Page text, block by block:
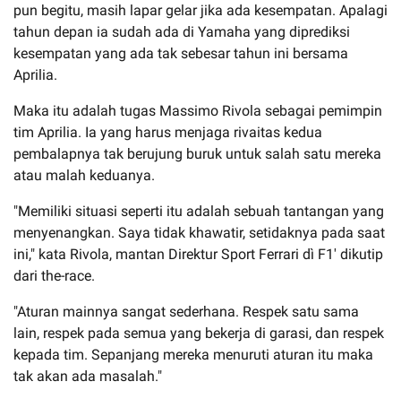
pun begitu, masih lapar gelar jika ada kesempatan. Apalagi
tahun depan ia sudah ada di Yamaha yang diprediksi
kesempatan yang ada tak sebesar tahun ini bersama
Aprilia.
Maka itu adalah tugas Massimo Rivola sebagai pemimpin
tim Aprilia. Ia yang harus menjaga rivaitas kedua
pembalapnya tak berujung buruk untuk salah satu mereka
atau malah keduanya.
"Memiliki situasi seperti itu adalah sebuah tantangan yang
menyenangkan. Saya tidak khawatir, setidaknya pada saat
ini," kata Rivola, mantan Direktur Sport Ferrari dì F1' dikutip
dari the-race.
"Aturan mainnya sangat sederhana. Respek satu sama
lain, respek pada semua yang bekerja di garasi, dan respek
kepada tim. Sepanjang mereka menuruti aturan itu maka
tak akan ada masalah."